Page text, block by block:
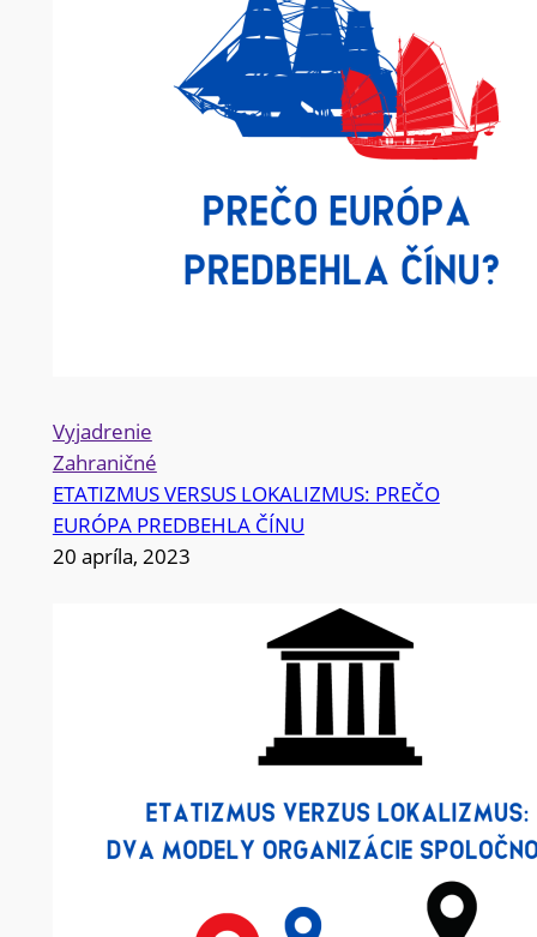
Vyjadrenie
Zahraničné
ETATIZMUS VERSUS LOKALIZMUS: PREČO
EURÓPA PREDBEHLA ČÍNU
20 apríla, 2023